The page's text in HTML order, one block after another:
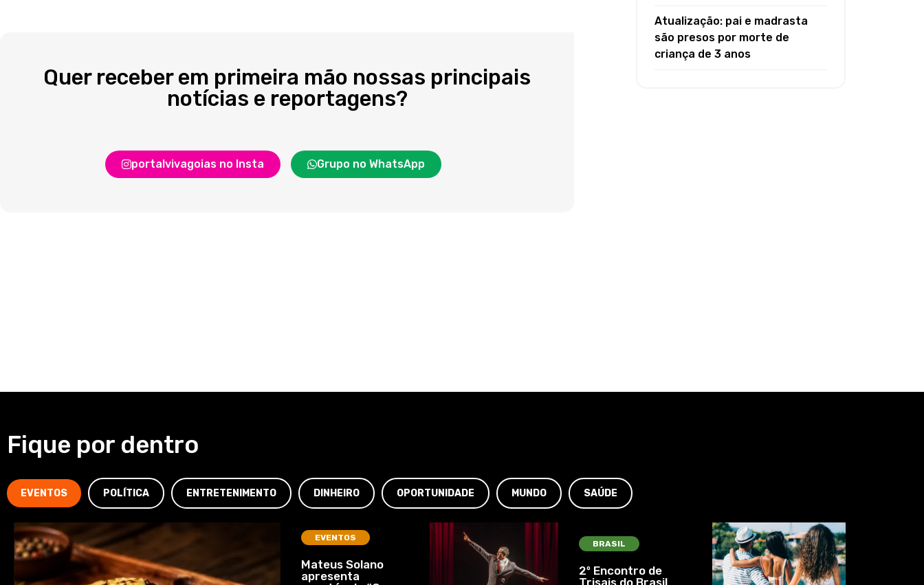
Quer receber em primeira mão nossas principais
notícias e reportagens?
portalvivagoias no Insta Grupo no WhatsApp
Atualização: pai e madrasta
são presos por morte de
criança de 3 anos
Fique por dentro
EVENTOS POLÍTICA ENTRETENIMENTO DINHEIRO OPORTUNIDADE MUNDO SAÚDE
EVENTOS
Mateus Solano
apresenta
BRASIL
2º Encontro de
Trisais do Brasil